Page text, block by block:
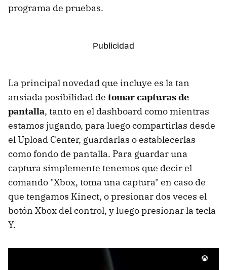
programa de pruebas.
La principal novedad que incluye es la tan
ansiada posibilidad de tomar capturas de
pantalla, tanto en el dashboard como mientras
estamos jugando, para luego compartirlas desde
el Upload Center, guardarlas o establecerlas
como fondo de pantalla. Para guardar una
captura simplemente tenemos que decir el
comando "Xbox, toma una captura" en caso de
que tengamos Kinect, o presionar dos veces el
botón Xbox del control, y luego presionar la tecla
Y.